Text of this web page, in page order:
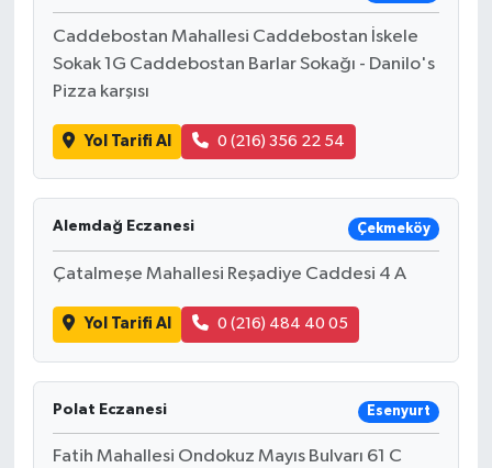
Caddebostan Mahallesi Caddebostan İskele
Sokak 1G Caddebostan Barlar Sokağı - Danilo's
Pizza karşısı
Yol Tarifi Al 0 (216) 356 22 54
Alemdağ Eczanesi Çekmeköy
Çatalmeşe Mahallesi Reşadiye Caddesi 4 A
Yol Tarifi Al 0 (216) 484 40 05
Polat Eczanesi Esenyurt
Fatih Mahallesi Ondokuz Mayıs Bulvarı 61 C